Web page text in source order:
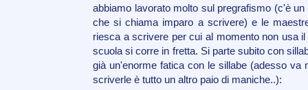
abbiamo lavorato molto sul pregrafismo (c'è
che si chiama imparo a scrivere) e le
riesca a scrivere per cui al momento non usa
scuola si corre in fretta. Si parte subito con
già un'enorme fatica con le sillabe (adesso va
scriverle è tutto un altro paio di maniche..):